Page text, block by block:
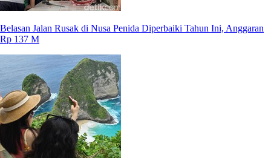
Belasan Jalan Rusak di Nusa Penida Diperbaiki Tahun Ini, Anggaran
Rp 137 M